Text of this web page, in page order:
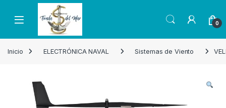
Skip to navigation
Skip to content
Open 0
Inicio ELECTRÓNICA NAVAL Sistemas de Viento